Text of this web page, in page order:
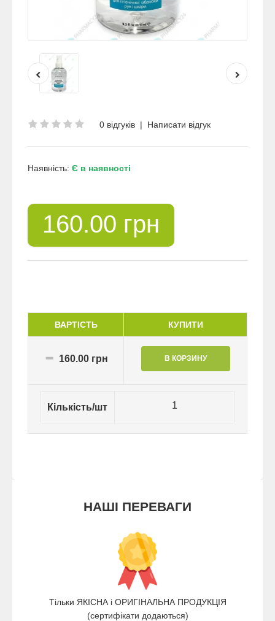
0 відгуків | Написати відгук
Наявність: Є в наявності
160.00 грн
ВАРТІСТЬ КУПИТИ
160.00 грн
Кількість/шт 1
НАШІ ПЕРЕВАГИ
Тільки ЯКІСНА і ОРИГІНАЛЬНА ПРОДУКЦІЯ
(сертифікати додаються)